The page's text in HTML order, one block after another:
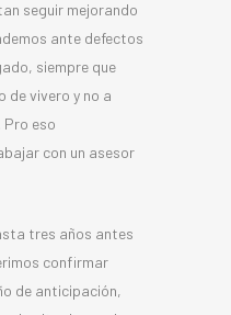
seguir mejorando
ante defectos
siempre que
de vivero y no a
Pro eso
con un asesor
tres años antes
confirmar
de anticipación,